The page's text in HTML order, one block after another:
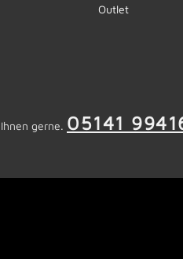
Outlet
gerne. 05141